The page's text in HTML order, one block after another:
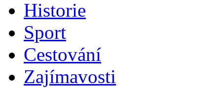
Historie
Sport
Cestování
Zajímavosti